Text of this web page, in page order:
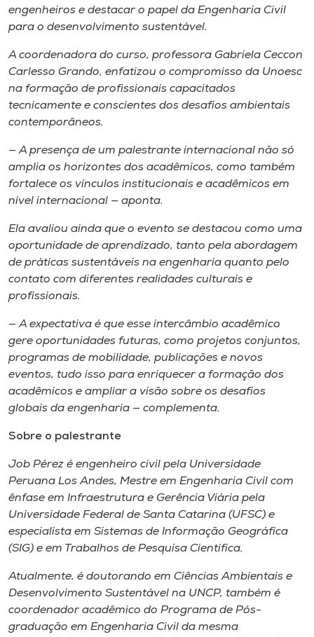
Selecione
A+
A-
engenheiros e destacar o papel da Engenharia Civil
para o desenvolvimento sustentável.
A coordenadora do curso, professora Gabriela Ceccon
Carlesso Grando, enfatizou o compromisso da Unoesc
na formação de profissionais capacitados
tecnicamente e conscientes dos desafios ambientais
contemporâneos.
— A presença de um palestrante internacional não só
amplia os horizontes dos acadêmicos, como também
fortalece os vínculos institucionais e acadêmicos em
nível internacional — aponta.
Ela avaliou ainda que o evento se destacou como uma
oportunidade de aprendizado, tanto pela abordagem
de práticas sustentáveis na engenharia quanto pelo
contato com diferentes realidades culturais e
profissionais.
— A expectativa é que esse intercâmbio acadêmico
gere oportunidades futuras, como projetos conjuntos,
programas de mobilidade, publicações e novos
eventos, tudo isso para enriquecer a formação dos
acadêmicos e ampliar a visão sobre os desafios
globais da engenharia — complementa.
Sobre o palestrante
Job Pérez é engenheiro civil pela Universidade
Peruana Los Andes, Mestre em Engenharia Civil com
ênfase em Infraestrutura e Gerência Viária pela
Universidade Federal de Santa Catarina (UFSC) e
especialista em Sistemas de Informação Geográfica
(SIG) e em Trabalhos de Pesquisa Científica.
Atualmente, é doutorando em Ciências Ambientais e
Desenvolvimento Sustentável na UNCP, também é
coordenador acadêmico do Programa de Pós-
graduação em Engenharia Civil da mesma